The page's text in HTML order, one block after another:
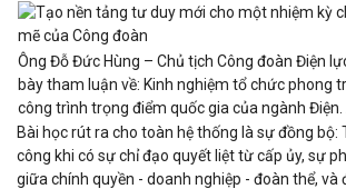
Ông Đỗ Đức Hùng – Chủ tịch Công đoàn Điện
bày tham luận về: Kinh nghiệm tổ chức phong
công trình trọng điểm quốc gia của ngành Điện.
Bài học rút ra cho toàn hệ thống là sự đồng bộ:
công khi có sự chỉ đạo quyết liệt từ cấp ủy, sự
giữa chính quyền - doanh nghiệp - đoàn thể, và